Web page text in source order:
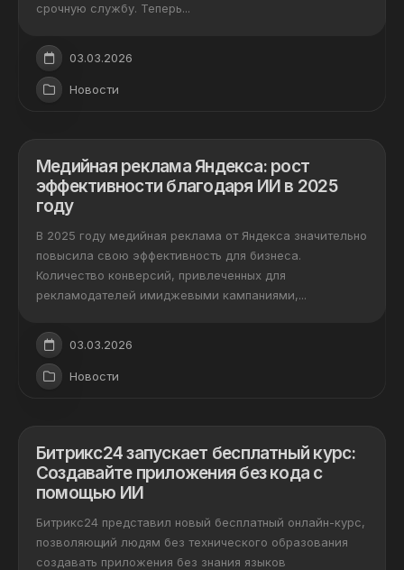
срочную службу. Теперь...
03.03.2026
Новости
Медийная реклама Яндекса: рост
эффективности благодаря ИИ в 2025
году
В 2025 году медийная реклама от Яндекса значительно
повысила свою эффективность для бизнеса.
Количество конверсий, привлеченных для
рекламодателей имиджевыми кампаниями,...
03.03.2026
Новости
Битрикс24 запускает бесплатный курс:
Создавайте приложения без кода с
помощью ИИ
Битрикс24 представил новый бесплатный онлайн-курс,
позволяющий людям без технического образования
создавать приложения без знания языков